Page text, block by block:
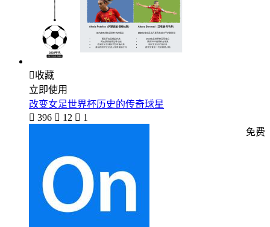
收藏
立即使用
改变女足世界杯历史的传奇球星
 396  12  1
免费